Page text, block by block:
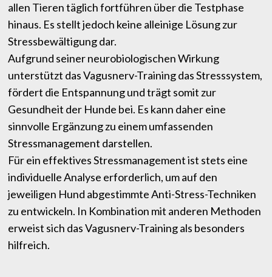
allen Tieren täglich fortführen über die Testphase
hinaus. Es stellt jedoch keine alleinige Lösung zur
Stressbewältigung dar.
Aufgrund seiner neurobiologischen Wirkung
unterstützt das Vagusnerv-Training das Stresssystem,
fördert die Entspannung und trägt somit zur
Gesundheit der Hunde bei. Es kann daher eine
sinnvolle Ergänzung zu einem umfassenden
Stressmanagement darstellen.
Für ein effektives Stressmanagement ist stets eine
individuelle Analyse erforderlich, um auf den
jeweiligen Hund abgestimmte Anti-Stress-Techniken
zu entwickeln. In Kombination mit anderen Methoden
erweist sich das Vagusnerv-Training als besonders
hilfreich.